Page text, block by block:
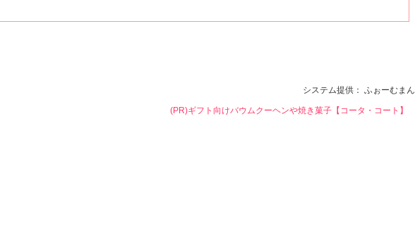
システム提供： ふぉーむまん
(PR)ギフト向けバウムクーヘンや焼き菓子【コータ・コート】